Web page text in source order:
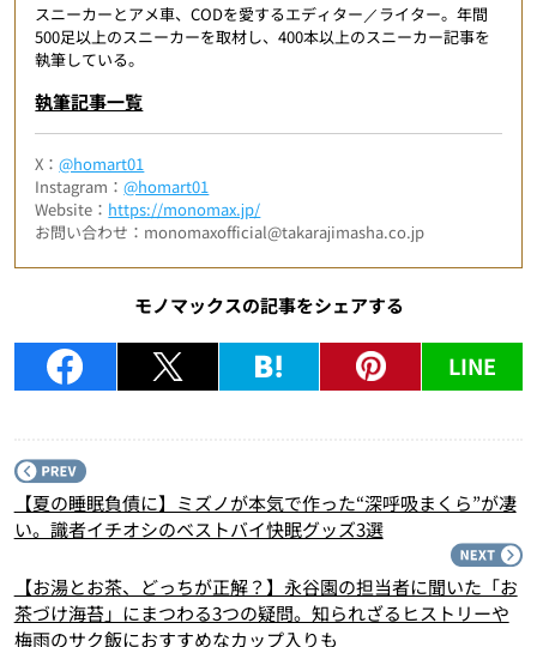
スニーカーとアメ車、CODを愛するエディター／ライター。年間
500足以上のスニーカーを取材し、400本以上のスニーカー記事を
執筆している。
執筆記事一覧
X：@homart01
Instagram：@homart01
Website： https://monomax.jp/
お問い合わせ：monomaxofficial@takarajimasha.co.jp
モノマックスの記事をシェアする
LINE
【夏の睡眠負債に】ミズノが本気で作った“深呼吸まくら”が凄
い。識者イチオシのベストバイ快眠グッズ3選
【お湯とお茶、どっちが正解？】永谷園の担当者に聞いた「お
茶づけ海苔」にまつわる3つの疑問。知られざるヒストリーや
梅雨のサク飯におすすめなカップ入りも